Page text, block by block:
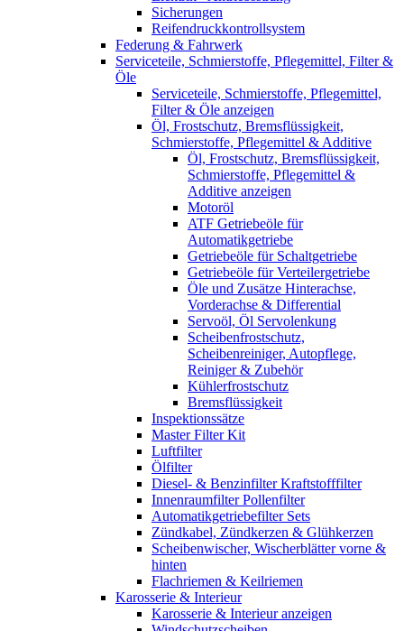
Sicherungen
Reifendruckkontrollsystem
Federung & Fahrwerk
Serviceteile, Schmierstoffe, Pflegemittel, Filter &
Öle
Serviceteile, Schmierstoffe, Pflegemittel,
Filter & Öle anzeigen
Öl, Frostschutz, Bremsflüssigkeit,
Schmierstoffe, Pflegemittel & Additive
Öl, Frostschutz, Bremsflüssigkeit,
Schmierstoffe, Pflegemittel &
Additive anzeigen
Motoröl
ATF Getriebeöle für
Automatikgetriebe
Getriebeöle für Schaltgetriebe
Getriebeöle für Verteilergetriebe
Öle und Zusätze Hinterachse,
Vorderachse & Differential
Servoöl, Öl Servolenkung
Scheibenfrostschutz,
Scheibenreiniger, Autopflege,
Reiniger & Zubehör
Kühlerfrostschutz
Bremsflüssigkeit
Inspektionssätze
Master Filter Kit
Luftfilter
Ölfilter
Diesel- & Benzinfilter Kraftstofffilter
Innenraumfilter Pollenfilter
Automatikgetriebefilter Sets
Zündkabel, Zündkerzen & Glühkerzen
Scheibenwischer, Wischerblätter vorne &
hinten
Flachriemen & Keilriemen
Karosserie & Interieur
Karosserie & Interieur anzeigen